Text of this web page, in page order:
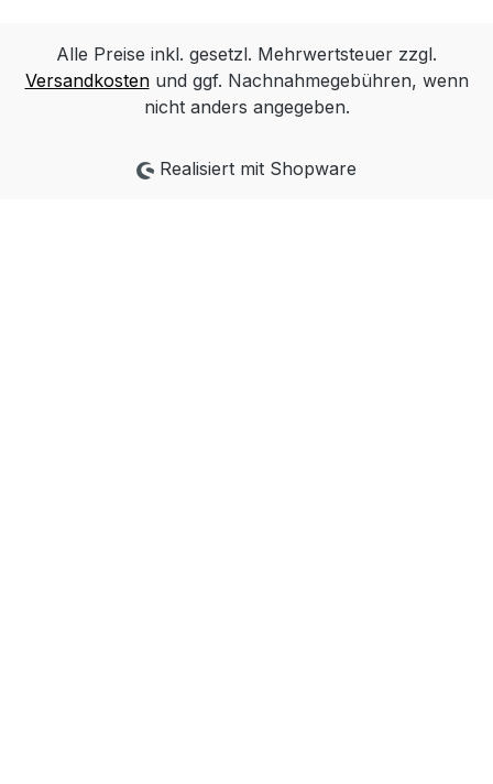
Alle Preise inkl. gesetzl. Mehrwertsteuer zzgl.
Versandkostenund ggf. Nachnahmegebühren, wenn
nicht anders angegeben.
Realisiert mit Shopware